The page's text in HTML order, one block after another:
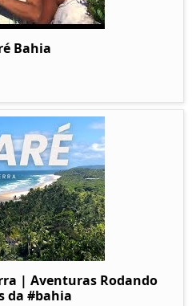
Bahia
| Aventuras Rodando
da #bahia